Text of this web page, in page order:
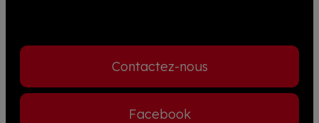
Contactez-nous
Facebook